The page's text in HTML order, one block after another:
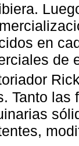
en
de
Tanto